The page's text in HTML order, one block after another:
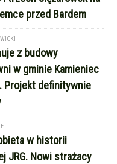
przed Bardem
z budowy
w gminie Kamieniec
Projekt definitywnie
w historii
JRG. Nowi strażacy